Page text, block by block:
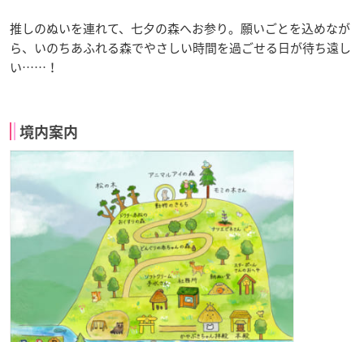
推しのぬいを連れて、七夕の森へお参り。願いごとを込めなが
ら、いのちあふれる森でやさしい時間を過ごせる日が待ち遠し
い……！
境内案内